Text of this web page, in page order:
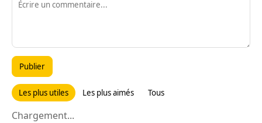
Publier
Les plus utiles Les plus aimés Tous
Chargement...